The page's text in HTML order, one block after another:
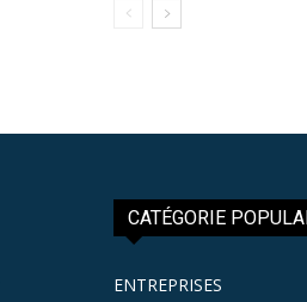
CATÉGORIE
ENTREPRISES